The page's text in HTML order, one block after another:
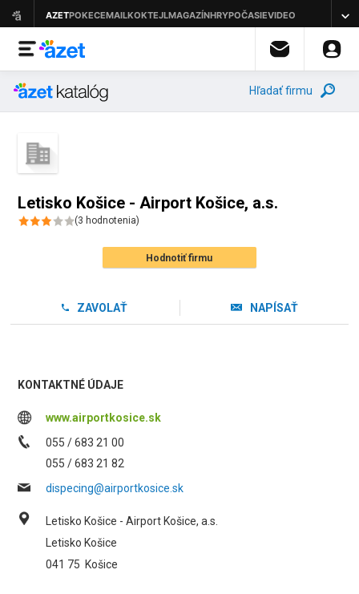
Hľadať firmu
Letisko Košice - Airport Košice, a.s.
(3 hodnotenia)
Hodnotiť firmu
ZAVOLAŤ NAPÍSAŤ
KONTAKTNÉ ÚDAJE
www.airportkosice.sk
055 / 683 21 00
055 / 683 21 82
dispecing@airportkosice.sk
Letisko Košice - Airport Košice, a.s.
Letisko Košice
041 75 Košice